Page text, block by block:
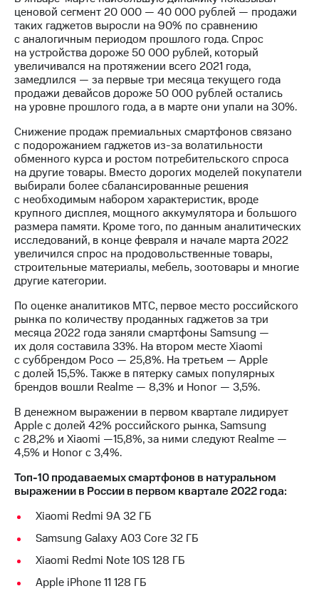
в
регионе
и акционерам
Корпоративное
управление
Корпоративный
секретарь
Раскрытие
информации
Информация
акционерам
Документы
ПАО
"МТС"
Собрания
акционеров
Личный
кабинет
акционера
капитал
Контроль
и
аудит
Рынок
акций
Программа
приобретения
Порядок
выкупа
Дивиденды
Рынок
облигаций
Описание
Уведомление
о
ценовой сегмент 20 000 — 40 000 рублей — продажи
таких гаджетов выросли на 90% по сравнению
с аналогичным периодом прошлого года. Спрос
на устройства дороже 50 000 рублей, который
увеличивался на протяжении всего 2021 года,
замедлился — за первые три месяца текущего года
продажи девайсов дороже 50 000 рублей остались
на уровне прошлого года, а в марте они упали на 30%.
Снижение продаж премиальных смартфонов связано
с подорожанием гаджетов из-за волатильности
обменного курса и ростом потребительского спроса
на другие товары. Вместо дорогих моделей покупатели
выбирали более сбалансированные решения
с необходимым набором характеристик, вроде
крупного дисплея, мощного аккумулятора и большого
размера памяти. Кроме того, по данным аналитических
исследований, в конце февраля и начале марта 2022
увеличился спрос на продовольственные товары,
строительные материалы, мебель, зоотовары и многие
другие категории.
По оценке аналитиков МТС, первое место российского
рынка по количеству проданных гаджетов за три
месяца 2022 года заняли смартфоны Samsung —
их доля составила 33%. На втором месте Xiaomi
с суббрендом Poco — 25,8%. На третьем — Apple
с долей 15,5%. Также в пятерку самых популярных
брендов вошли Realme — 8,3% и Honor — 3,5%.
В денежном выражении в первом квартале лидирует
Apple с долей 42% российского рынка, Samsung
с 28,2% и Xiaomi —15,8%, за ними следуют Realme —
4,5% и Honor с 3,4%.
Топ-10 продаваемых смартфонов в натуральном
выражении в России в первом квартале 2022 года:
Xiaomi Redmi 9A 32 ГБ
Samsung Galaxy A03 Core 32 ГБ
Xiaomi Redmi Note 10S 128 ГБ
Apple iPhone 11 128 ГБ